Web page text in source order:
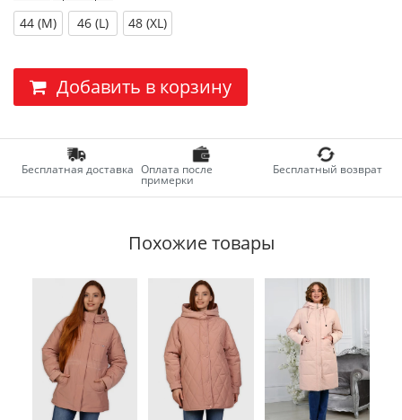
44 (M) 46 (L) 48 (XL)
Добавить в корзину
Бесплатная доставка Оплата после
примерки
Бесплатный возврат
Похожие товары